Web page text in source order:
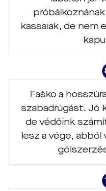
kassaiak, de nem
Faško a
szabadrúgást. Jó
de védőink
lesz a vége,